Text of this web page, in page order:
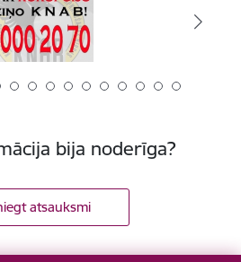
bija noderīga?
atsauksmi